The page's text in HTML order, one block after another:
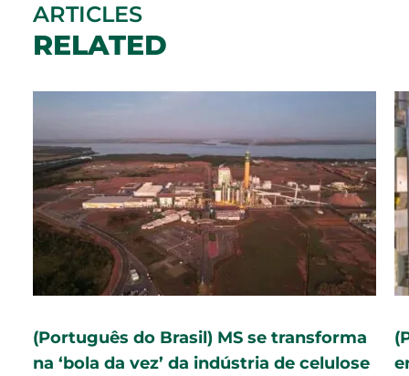
ARTICLES
RELATED
(Português do Brasil) MS se transforma
na ‘bola da vez’ da indústria de celulose